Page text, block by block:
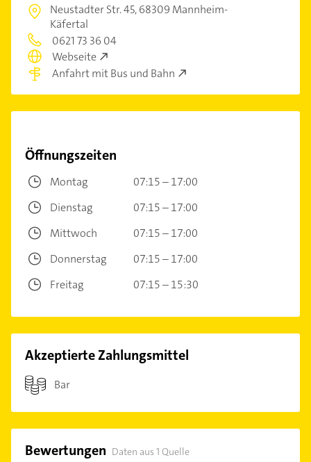
Neustadter Str. 45,68309 Mannheim-
Käfertal
0621 73 36 04
Webseite
Anfahrt mit Bus und Bahn
Öffnungszeiten
Montag
07:15 – 17:00
Dienstag
07:15 – 17:00
Mittwoch
07:15 – 17:00
Donnerstag
07:15 – 17:00
Freitag
07:15 – 15:30
Akzeptierte Zahlungsmittel
Bar
Bewertungen Daten aus 1 Quelle